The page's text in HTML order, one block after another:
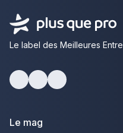
Le label des Meilleures
Le mag